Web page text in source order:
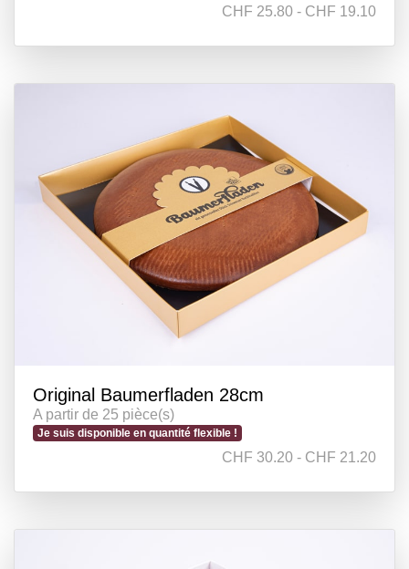
CHF 25.80 - CHF 19.10
Original Baumerfladen 28cm
A partir de 25 pièce(s)
Je suis disponible en quantité flexible !
CHF 30.20 - CHF 21.20